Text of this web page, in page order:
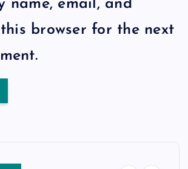
name, email, and
browser for the next